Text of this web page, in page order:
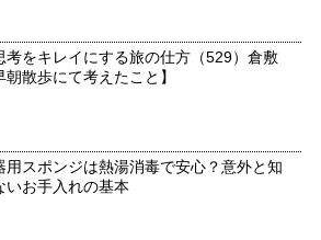
考をキレイにする旅の仕方（529）倉敷
朝散歩にて考えたこと】
用スポンジは熱湯消毒で安心？意外と知
いお手入れの基本